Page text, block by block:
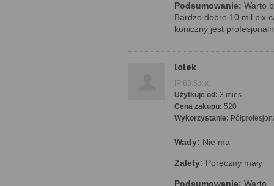
Podsumowanie: Warto
Bardzo dobre 10 mil pix
koniczny jest
lolek
IP 83.5.x.x
Użytkuje od: 3 mies.
Cena zakupu: 520
Wykorzystanie:
Wady: Nie ma
Zalety: Poręczny mały
Podsumowanie: Warto